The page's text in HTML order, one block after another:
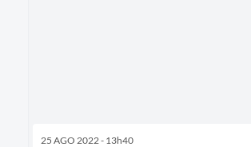
25 AGO 2022 - 13h40